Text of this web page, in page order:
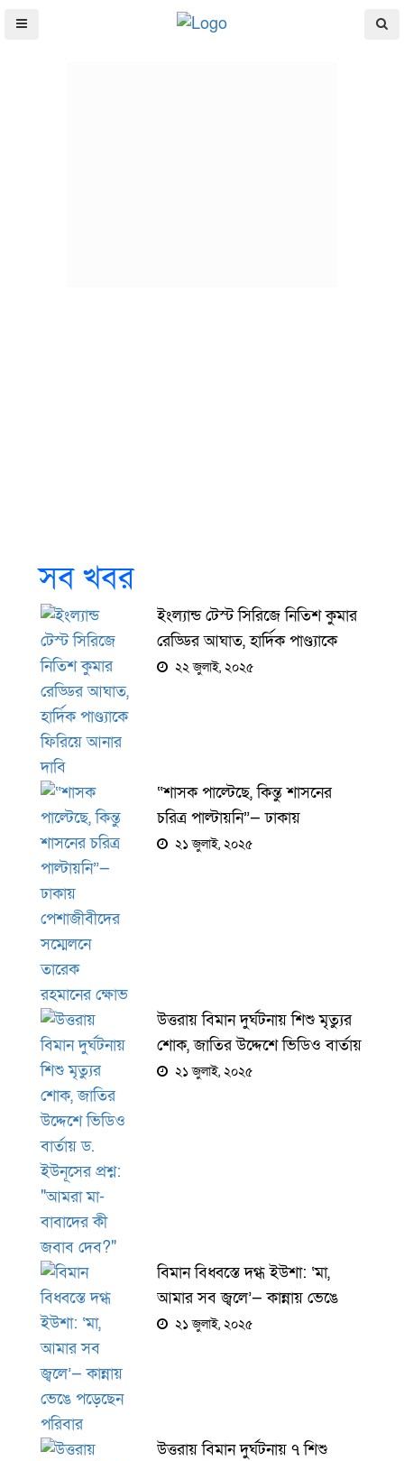
সব খবর
ইংল্যান্ড টেস্ট সিরিজে নিতিশ কুমার
রেড্ডির আঘাত, হার্দিক পাণ্ড্যাকে
ফিরিয়ে আনার দাবি
২২ জুলাই, ২০২৫
“শাসক পাল্টেছে, কিন্তু শাসনের
চরিত্র পাল্টায়নি”— ঢাকায়
পেশাজীবীদের সম্মেলনে তারেক
২১ জুলাই, ২০২৫
উত্তরায় বিমান দুর্ঘটনায় শিশু মৃত্যুর
শোক, জাতির উদ্দেশে ভিডিও বার্তায়
ড. ইউনূসের প্রশ্ন: "আমরা মা-
২১ জুলাই, ২০২৫
বিমান বিধ্বস্তে দগ্ধ ইউশা: ‘মা,
আমার সব জ্বলে’— কান্নায় ভেঙে
পড়েছেন পরিবার
২১ জুলাই, ২০২৫
উত্তরায় বিমান দুর্ঘটনায় ৭ শিশু